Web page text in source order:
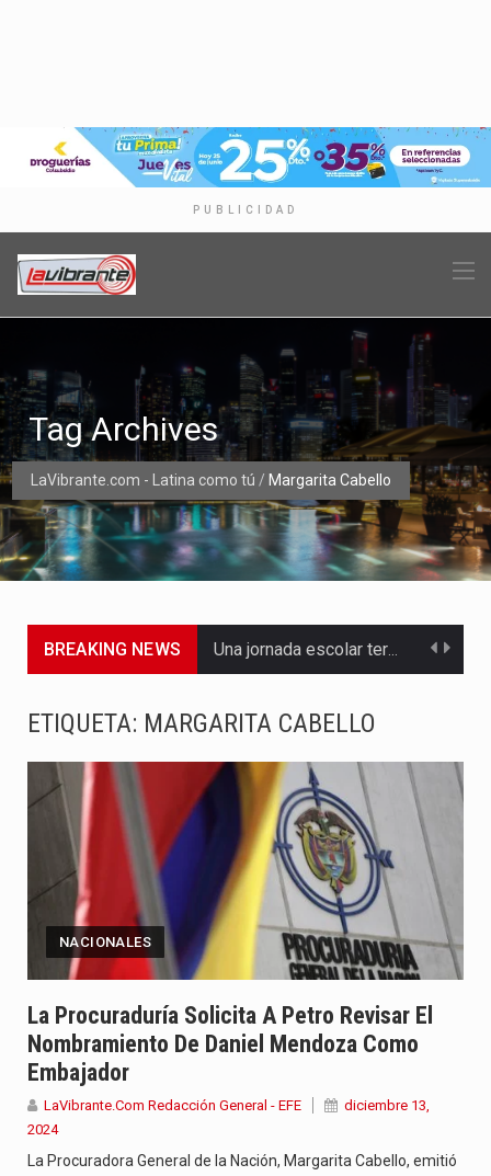
PUBLICIDAD
LaVibrante.com - Latina como tú / Margarita Cabello
Tag Archives
BREAKING NEWS Una jornada escolar terminó en tragedia este viernes 7 de…
El presidente electo Abelardo de la Espriella aseguró que durante…
Abelardo de la Espriella comenzó su Gobierno con uno de…
Las autoridades sanitarias de Francia y España mantienen bajo vigilancia…
ETIQUETA: MARGARITA CABELLO
NACIONALES
La Procuraduría Solicita A Petro Revisar El
Nombramiento De Daniel Mendoza Como
Embajador
LaVibrante.Com Redacción General - EFE
diciembre 13,
2024
La Procuradora General de la Nación, Margarita Cabello, emitió